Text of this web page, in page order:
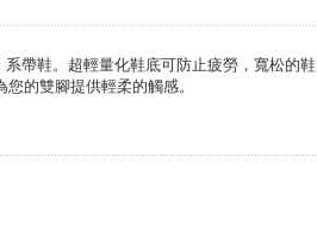
帶鞋。超輕量化鞋底可防止疲勞，寬松的鞋
的雙腳提供輕柔的觸感。